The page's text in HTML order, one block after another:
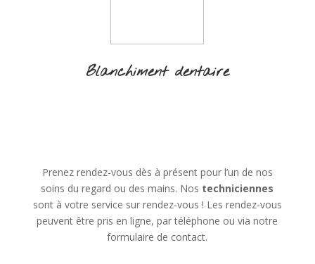
Blanchiment dentaire
Prenez rendez-vous dès à présent pour l’un de nos
soins du regard ou des mains. Nos techniciennes
sont à votre service sur rendez-vous ! Les rendez-vous
peuvent être pris en ligne, par téléphone ou via notre
formulaire de contact.